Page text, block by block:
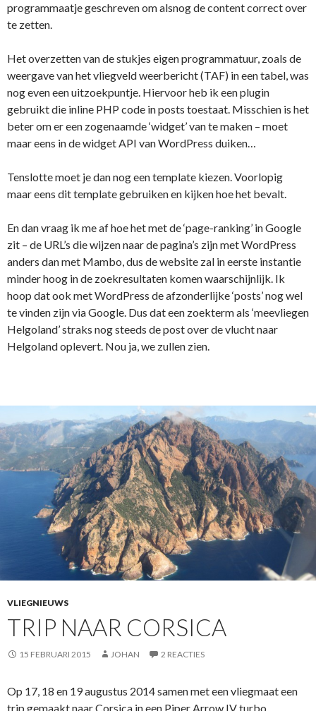
programmaatje geschreven om alsnog de content correct over
te zetten.
Het overzetten van de stukjes eigen programmatuur, zoals de
weergave van het vliegveld weerbericht (TAF) in een tabel, was
nog even een uitzoekpuntje. Hiervoor heb ik een plugin
gebruikt die inline PHP code in posts toestaat. Misschien is het
beter om er een zogenaamde ‘widget’ van te maken – moet
maar eens in de widget API van WordPress duiken…
Tenslotte moet je dan nog een template kiezen. Voorlopig
maar eens dit template gebruiken en kijken hoe het bevalt.
En dan vraag ik me af hoe het met de ‘page-ranking’ in Google
zit – de URL’s die wijzen naar de pagina’s zijn met WordPress
anders dan met Mambo, dus de website zal in eerste instantie
minder hoog in de zoekresultaten komen waarschijnlijk. Ik
hoop dat ook met WordPress de afzonderlijke ‘posts’ nog wel
te vinden zijn via Google. Dus dat een zoekterm als ‘meevliegen
Helgoland’ straks nog steeds de post over de vlucht naar
Helgoland oplevert. Nou ja, we zullen zien.
VLIEGNIEUWS
TRIP NAAR CORSICA
15 FEBRUARI 2015 JOHAN 2 REACTIES
Op 17, 18 en 19 augustus 2014 samen met een vliegmaat een
trip gemaakt naar Corsica in een Piper Arrow IV turbo.